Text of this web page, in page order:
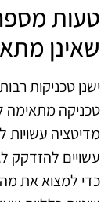
שאינן
ישנן טכניקות
טכניקה מתאימה
מדיטציה
עשויים להזדקק
כדי למצוא את